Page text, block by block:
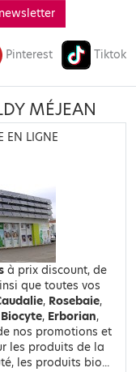
Pinterest Tiktok
MÉJEAN
EN LIGNE
à prix discount, de
que toutes vos
, Rosebaie,
Biocyte, Erborian,
nos promotions et
les produits de la
les produits bio...